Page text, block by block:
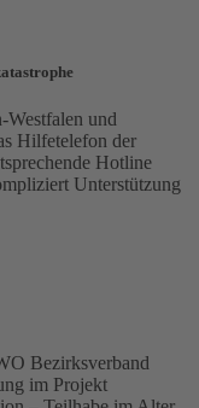
Westfalen und
Hilfetelefon der
Hotline
Unterstützung
Bezirksverband
im Projekt